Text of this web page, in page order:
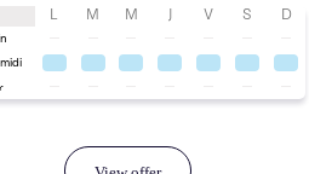
L M M J V S D